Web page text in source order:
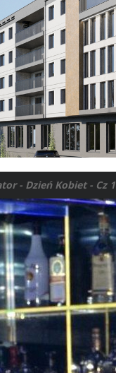
- Dzień Kobiet - Cz 1